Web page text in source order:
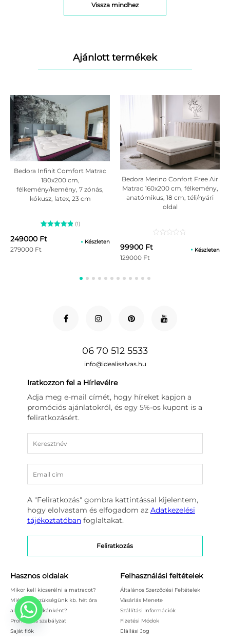
Vissza mindhez
Ajánlott termékek
Bedora Infinit Comfort Matrac
180x200 cm,
félkemény/kemény, 7 zónás,
kókusz, latex, 23 cm
Értékelés
5.00
1
(1)
249000 Ft
279000 Ft
Készleten
Bedora Merino Confort Free Air
Matrac 160x200 cm, félkemény,
anatómikus, 18 cm, téli/nyári
oldal
99900 Ft
129000 Ft
Készleten
06 70 512 5533
info@idealisalvas.hu
Iratkozzon fel a Hírlevélre
Adja meg e-mail címét, hogy híreket kapjon a
promóciós ajánlatokról, és egy 5%-os kupont is a
feliratkozásért.
A "Feliratkozás" gombra kattintással kijelentem,
hogy elolvastam és elfogadom az Adatkezelési
tájékoztatóbanfoglaltakat.
Hasznos oldalak
Mikor kell kicserélni a matracot?
Miért van szükségünk kb. hét óra
alvásra éjszakánként?
Promóciós szabályzat
Saját fiók
Felhasználási feltételek
Általános Szerződési Feltételek
Vásárlás Menete
Szállítási Információk
Fizetési Módok
Elállási Jog